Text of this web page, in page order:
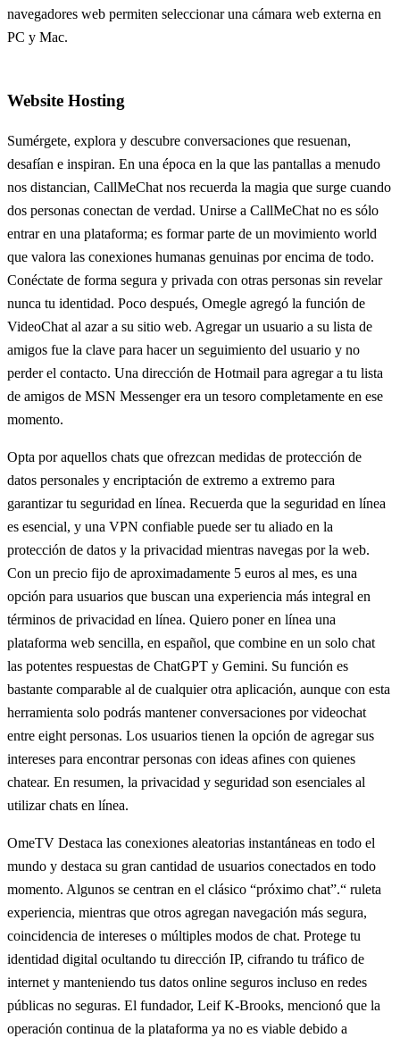
navegadores web permiten seleccionar una cámara web externa en
PC y Mac.
Website Hosting
Sumérgete, explora y descubre conversaciones que resuenan,
desafían e inspiran. En una época en la que las pantallas a menudo
nos distancian, CallMeChat nos recuerda la magia que surge cuando
dos personas conectan de verdad. Unirse a CallMeChat no es sólo
entrar en una plataforma; es formar parte de un movimiento world
que valora las conexiones humanas genuinas por encima de todo.
Conéctate de forma segura y privada con otras personas sin revelar
nunca tu identidad. Poco después, Omegle agregó la función de
VideoChat al azar a su sitio web. Agregar un usuario a su lista de
amigos fue la clave para hacer un seguimiento del usuario y no
perder el contacto. Una dirección de Hotmail para agregar a tu lista
de amigos de MSN Messenger era un tesoro completamente en ese
momento.
Opta por aquellos chats que ofrezcan medidas de protección de
datos personales y encriptación de extremo a extremo para
garantizar tu seguridad en línea. Recuerda que la seguridad en línea
es esencial, y una VPN confiable puede ser tu aliado en la
protección de datos y la privacidad mientras navegas por la web.
Con un precio fijo de aproximadamente 5 euros al mes, es una
opción para usuarios que buscan una experiencia más integral en
términos de privacidad en línea. Quiero poner en línea una
plataforma web sencilla, en español, que combine en un solo chat
las potentes respuestas de ChatGPT y Gemini. Su función es
bastante comparable al de cualquier otra aplicación, aunque con esta
herramienta solo podrás mantener conversaciones por videochat
entre eight personas. Los usuarios tienen la opción de agregar sus
intereses para encontrar personas con ideas afines con quienes
chatear. En resumen, la privacidad y seguridad son esenciales al
utilizar chats en línea.
OmeTV Destaca las conexiones aleatorias instantáneas en todo el
mundo y destaca su gran cantidad de usuarios conectados en todo
momento. Algunos se centran en el clásico “próximo chat”.“ ruleta
experiencia, mientras que otros agregan navegación más segura,
coincidencia de intereses o múltiples modos de chat. Protege tu
identidad digital ocultando tu dirección IP, cifrando tu tráfico de
internet y manteniendo tus datos online seguros incluso en redes
públicas no seguras. El fundador, Leif K-Brooks, mencionó que la
operación continua de la plataforma ya no es viable debido a